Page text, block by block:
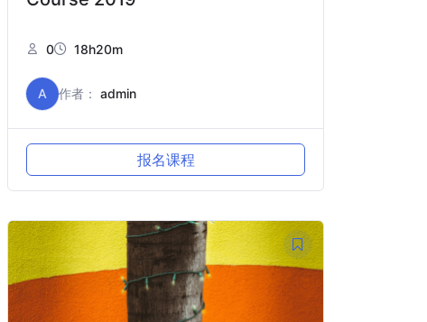
0 18h20m
A 作者：admin
报名课程